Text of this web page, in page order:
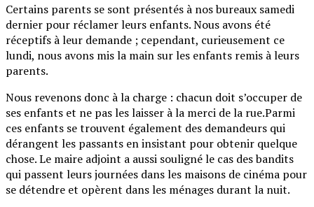
Certains parents se sont présentés à nos bureaux samedi
dernier pour réclamer leurs enfants. Nous avons été
réceptifs à leur demande ; cependant, curieusement ce
lundi, nous avons mis la main sur les enfants remis à leurs
parents.
Nous revenons donc à la charge : chacun doit s’occuper de
ses enfants et ne pas les laisser à la merci de la rue.Parmi
ces enfants se trouvent également des demandeurs qui
dérangent les passants en insistant pour obtenir quelque
chose. Le maire adjoint a aussi souligné le cas des bandits
qui passent leurs journées dans les maisons de cinéma pour
se détendre et opèrent dans les ménages durant la nuit.